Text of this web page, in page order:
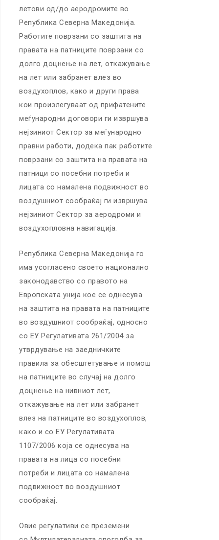
летови од/до аеродромите во
Република Северна Македонија.
Работите поврзани со заштита на
правата на патниците поврзани со
долго доцнење на лет, откажување
на лет или забранет влез во
воздухоплов, како и други права
кои произлегуваат од прифатените
меѓународни договори ги извршува
нејзиниот Сектор за меѓународно
правни работи, додека пак работите
поврзани со заштита на правата на
патници со посебни потреби и
лицата со намалена подвижност во
воздушниот сообраќај ги извршува
нејзиниот Сектор за аеродроми и
воздухопловна навигација.
Република Северна Македонија го
има усогласено своето национално
законодавство со правото на
Европската унија кое се однесува
на заштита на правата на патниците
во воздушниот сообраќај, односно
со ЕУ Регулативата 261/2004 за
утврдување на заедничките
правила за обесштетување и помош
на патниците во случај на долго
доцнење на нивниот лет,
откажување на лет или забранет
влез на патниците во воздухоплов,
како и со ЕУ Регулативата
1107/2006 која се однесува на
правата на лица со посебни
потреби и лицата со намалена
подвижност во воздушниот
сообраќај.
Овие регулативи се преземени